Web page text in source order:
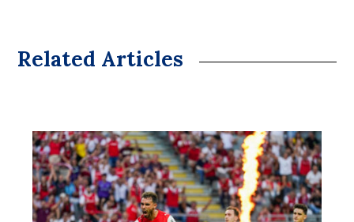
Related Articles